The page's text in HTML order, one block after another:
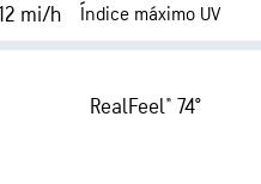
mi/h Índice máximo UV
Index™
Cobertura de nuvens
RealFeel® 74°